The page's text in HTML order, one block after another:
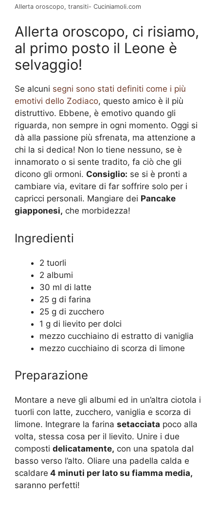
Allerta oroscopo, transiti- Cuciniamoli.com
Allerta oroscopo, ci risiamo,
al primo posto il Leone è
selvaggio!
Se alcuni segni sono stati definiti come i più
emotivi dello Zodiaco, questo amico è il più
distruttivo. Ebbene, è emotivo quando gli
riguarda, non sempre in ogni momento. Oggi si
dà alla passione più sfrenata, ma attenzione a
chi la si dedica! Non lo tiene nessuno, se è
innamorato o si sente tradito, fa ciò che gli
dicono gli ormoni. Consiglio: se si è pronti a
cambiare via, evitare di far soffrire solo per i
capricci personali. Mangiare dei Pancake
giapponesi, che morbidezza!
Ingredienti
2 tuorli
2 albumi
30 ml di latte
25 g di farina
25 g di zucchero
1 g di lievito per dolci
mezzo cucchiaino di estratto di vaniglia
mezzo cucchiaino di scorza di limone
Preparazione
Montare a neve gli albumi ed in un’altra ciotola i
tuorli con latte, zucchero, vaniglia e scorza di
limone. Integrare la farina setacciata poco alla
volta, stessa cosa per il lievito. Unire i due
composti delicatamente, con una spatola dal
basso verso l’alto. Oliare una padella calda e
scaldare 4 minuti per lato su fiamma media,
saranno perfetti!